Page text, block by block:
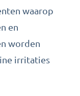
waarop
en
worden
irritaties